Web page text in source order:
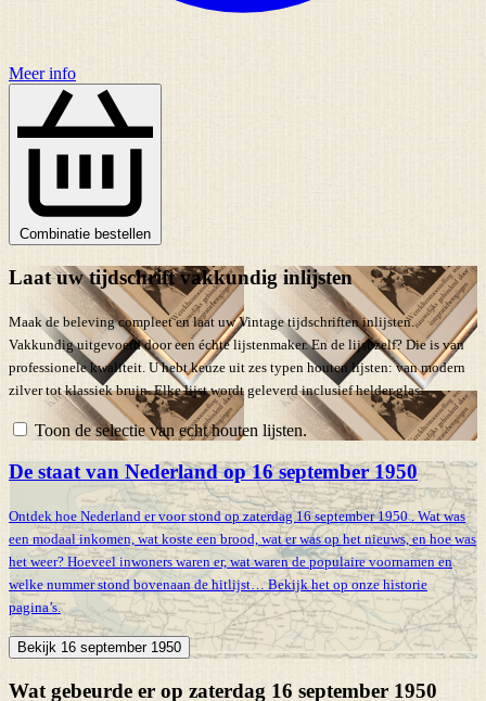
Meer info
Combinatie bestellen
Laat uw tijdschrift vakkundig inlijsten
Maak de beleving compleet en laat uw Vintage tijdschriften inlijsten.
Vakkundig uitgevoerd door een échte lijstenmaker. En de lijst zelf? Die is van
professionele kwaliteit. U hebt keuze uit zes typen houten lijsten: van modern
zilver tot klassiek bruin. Elke lijst wordt geleverd inclusief helder glas.
Toon de selectie van echt houten lijsten.
De staat van Nederland op 16 september 1950
Ontdek hoe Nederland er voor stond op zaterdag 16 september 1950 . Wat was
een modaal inkomen, wat koste een brood, wat er was op het nieuws, en hoe was
het weer? Hoeveel inwoners waren er, wat waren de populaire voornamen en
welke nummer stond bovenaan de hitlijst… Bekijk het op onze historie
pagina’s.
Bekijk 16 september 1950
Wat gebeurde er op zaterdag 16 september 1950